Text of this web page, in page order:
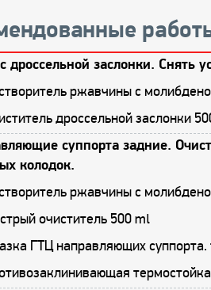
дроссельной заслонки. Снять
ржавчины с
дроссельной заслонки
суппорта задние.
колодок.
ржавчины с
очиститель 500 ml
ГТЦ направляющих